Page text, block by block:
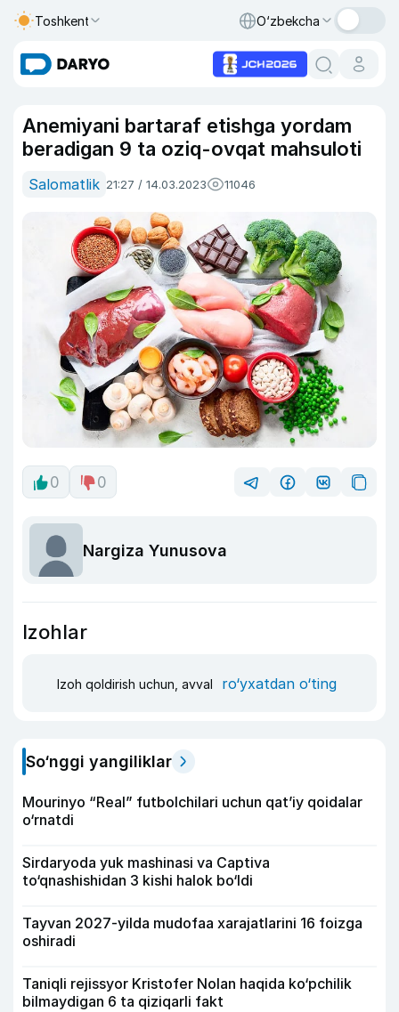
Toshkent O‘zbekcha
Anemiyani bartaraf etishga yordam
beradigan 9 ta oziq-ovqat mahsuloti
Salomatlik 21:27 / 14.03.2023 11046
0 0
Nargiza Yunusova
Izohlar
Izoh qoldirish uchun, avval ro‘yxatdan o‘ting
So‘nggi yangiliklar
Mourinyo “Real” futbolchilari uchun qat’iy qoidalar
o‘rnatdi
Sirdaryoda yuk mashinasi va Captiva
to‘qnashishidan 3 kishi halok bo‘ldi
Tayvan 2027-yilda mudofaa xarajatlarini 16 foizga
oshiradi
Taniqli rejissyor Kristofer Nolan haqida ko‘pchilik
bilmaydigan 6 ta qiziqarli fakt